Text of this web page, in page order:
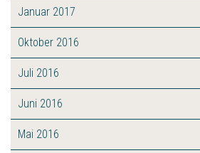
Januar 2017
Oktober 2016
Juli 2016
Juni 2016
Mai 2016